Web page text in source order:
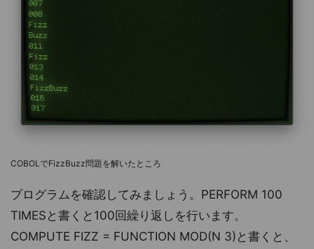
COBOLでFizzBuzz問題を解いたところ
プログラムを確認してみましょう。PERFORM 100
TIMESと書くと100回繰り返しを行います。
COMPUTE FIZZ = FUNCTION MOD(N 3)と書くと、